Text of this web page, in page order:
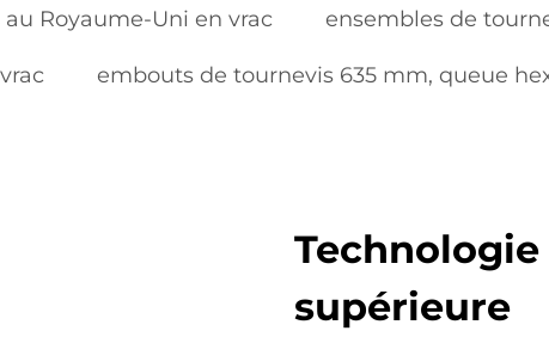
Royaume-Uni en vrac ensembles de
embouts de tournevis 635 mm, queue
supérieure